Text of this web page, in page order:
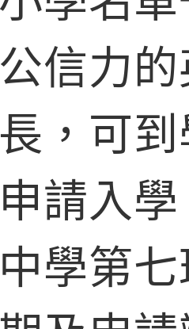
信力
，可
請入
學第